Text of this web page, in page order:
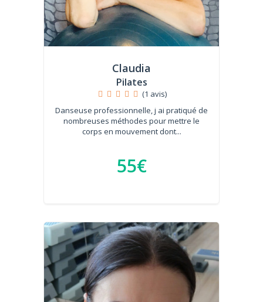
Claudia
Pilates
(1 avis)
Danseuse professionnelle, j ai pratiqué de
nombreuses méthodes pour mettre le
corps en mouvement dont...
55€